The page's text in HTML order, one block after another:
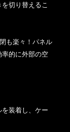
切り替えるこ
も楽々！パネル
的に外部の空
装着し、ケー